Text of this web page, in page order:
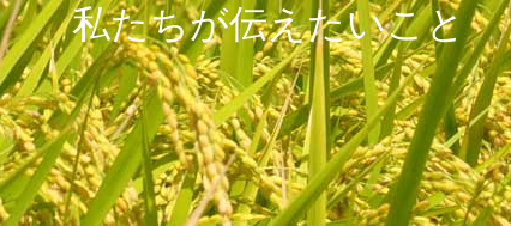
私たちが伝えたいこと